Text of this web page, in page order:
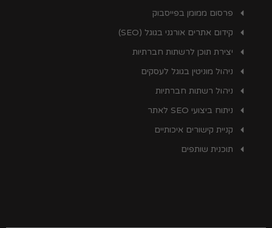
פרסום ממומן בפייסבוק
קידום אתרים אורגני בגוגל (SEO)
יצירת תוכן לרשתות חברתיות
ניהול מוניטין בגוגל לעסקים
ניהול רשתות חברתיות
ניתוח ביצועי SEO לאתר
קניית קישורים איכותיים
תוכנית שותפים